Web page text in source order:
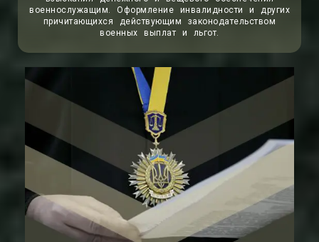
военнослужащим. Оформление инвалидности и других
причитающихся действующим законодательством
военных выплат и льгот.